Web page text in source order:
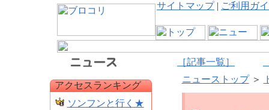
サイトマップ| ご利用ガ
［記事一覧］
アクセスランキング
ソンフンと行く★
ニューストップ＞